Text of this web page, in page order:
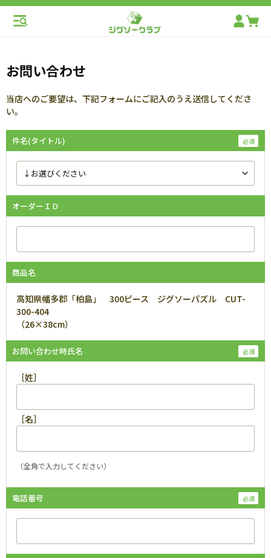
お問い合わせ
当店へのご要望は、下記フォームにご記入のうえ送信してくださ
い。
件名(タイトル)
オーダーＩＤ
商品名
高知県幡多郡「柏島」 300ピース ジグソーパズル CUT-
300-404
（26×38cm）
お問い合わせ時氏名
［姓］
［名］
（全角で入力してください）
電話番号